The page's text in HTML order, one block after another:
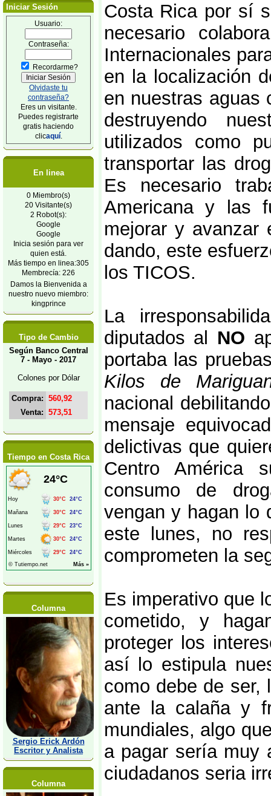
Iniciar Sesión
Usuario:
Contraseña:
Recordarme?
Olvidaste tu
contraseña?
Eres un visitante.
Puedes registrarte
gratis haciendo
clicaquí.
En linea
0 Miembro(s)
20 Visitante(s)
2 Robot(s):
Google
Google
Inicia sesión para ver
quien está.
Más tiempo en linea:305
Membrecía: 226
Damos la Bienvenida a
nuestro nuevo miembro:
kingprince
Tipo de Cambio
Según Banco Central
7 - Mayo - 2017
Colones por Dólar
Compra: 560,92
Venta: 573,51
Tiempo en Costa Rica
Columna
Sergio Erick Ardón
Escritor y Analista
Columna
Costa Rica por sí
necesario
Internacionales
en la localización
en nuestras aguas
destruyendo
utilizados como
transportar las
Es necesario
Americana y las
mejorar y avanzar
dando, este
los TICOS.
La
diputados al NO
portaba las
Kilos de
nacional
mensaje
delictivas que
Centro América
consumo de
vengan y hagan lo
este lunes, no
comprometen la
Es imperativo que
cometido, y
proteger los
así lo estipula
como debe de ser,
ante la calaña y
mundiales, algo
a pagar sería muy
ciudadanos seria